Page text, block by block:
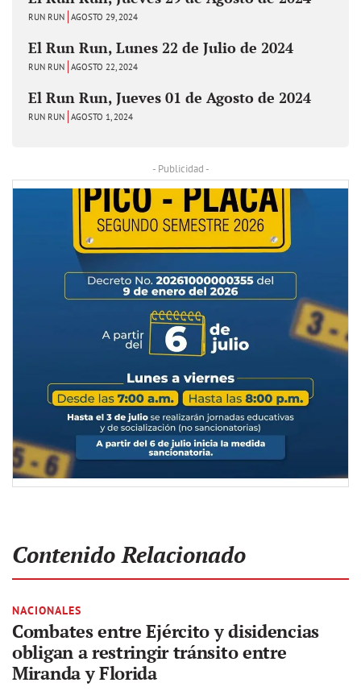
RUN RUN AGOSTO 29, 2024
El Run Run, Lunes 22 de Julio de 2024
RUN RUN AGOSTO 22, 2024
El Run Run, Jueves 01 de Agosto de 2024
RUN RUN AGOSTO 1, 2024
- Publicidad -
Contenido Relacionado
NACIONALES
Combates entre Ejército y disidencias
obligan a restringir tránsito entre
Miranda y Florida